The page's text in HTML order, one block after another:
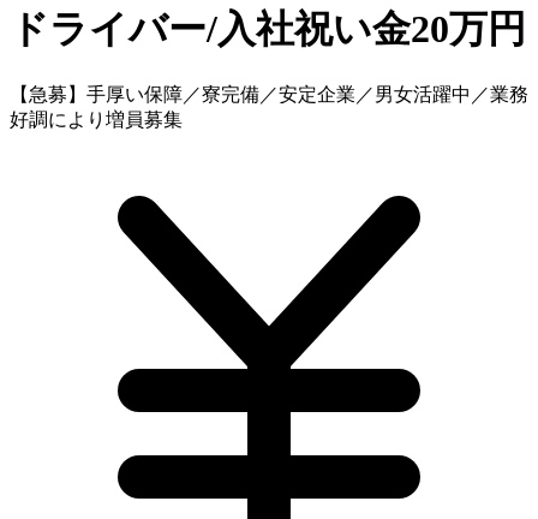
ドライバー/入社祝い金20万円
【急募】手厚い保障／寮完備／安定企業／男女活躍中／業務
好調により増員募集